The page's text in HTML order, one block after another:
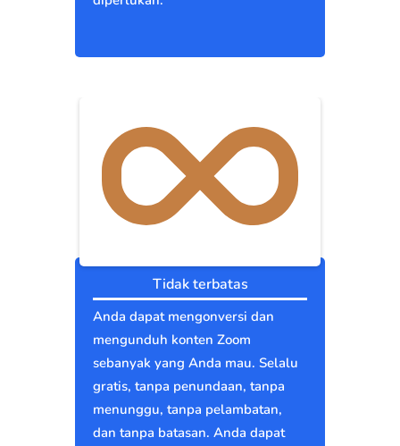
Tidak terbatas
Anda dapat mengonversi dan
mengunduh konten Zoom
sebanyak yang Anda mau. Selalu
gratis, tanpa penundaan, tanpa
menunggu, tanpa pelambatan,
dan tanpa batasan. Anda dapat